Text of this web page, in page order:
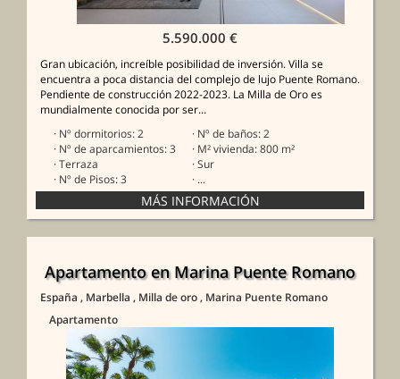
5.590.000 €
Gran ubicación, increíble posibilidad de inversión. Villa se
encuentra a poca distancia del complejo de lujo Puente Romano.
Pendiente de construcción 2022-2023. La Milla de Oro es
mundialmente conocida por ser...
· Nº dormitorios: 2
· Nº de baños: 2
· Nº de aparcamientos: 3
· M² vivienda: 800 m²
· Terraza
· Sur
· Nº de Pisos: 3
· ...
Apartamento en Marina Puente Romano
España , Marbella , Milla de oro, Marina Puente Romano
Apartamento